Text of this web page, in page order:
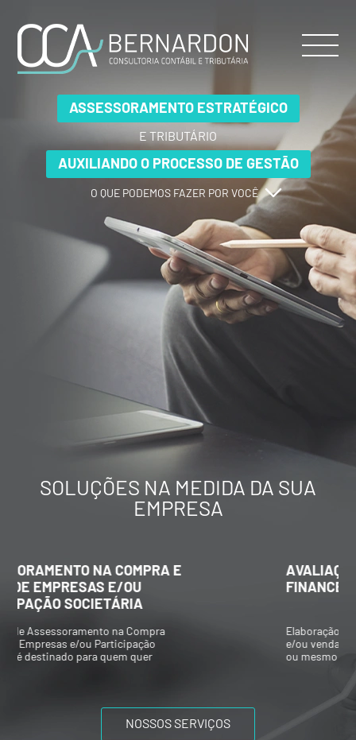
ASSESSORAMENTO ESTRATÉGICO
E TRIBUTÁRIO
AUXILIANDO O PROCESSO DE GESTÃO
O QUE PODEMOS FAZER POR VOCÊ
ASSESSORAMENTO ESTRATÉGICO
E TRIBUTÁRIO
AUXILIANDO O PROCESSO DE GESTÃO
O QUE PODEMOS FAZER POR VOCÊ
ASSESSORAMENTO ESTRATÉGICO
E TRIBUTÁRIO
AUXILIANDO O PROCESSO DE GESTÃO
O QUE PODEMOS FAZER POR VOCÊ
SOLUÇÕES NA MEDIDA DA SUA
EMPRESA
AVALIAÇÃO ECONÔMICO-
FINANCEIRA DE EMPRESAS
Elaboração de Valuations para aquisição
e/ou venda de participações societárias,
ou mesmo composições societárias entre
NOSSOS SERVIÇOS